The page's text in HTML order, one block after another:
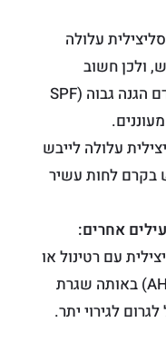
עלולה
ולכן חשוב
להשתמש בקרם הגנה עם מקדם הגנה גבוה (SPF
עלולה לייבש
בקרם לחות עשיר
אחרים:
עם רטינול או
חומצות אלפא הידרוקסיות (AHA) באותה שגרת
לגירוי יתר.